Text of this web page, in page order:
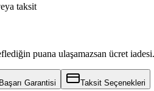
taksit
puana ulaşamazsan ücret iadesi.
Garantisi Taksit Seçenekleri